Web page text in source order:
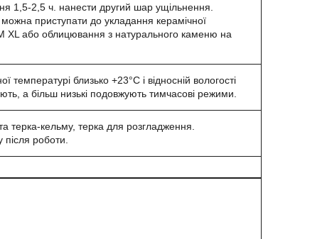
1,5-2,5 ч. нанести другий шар ущільнення.
приступати до укладання керамічної
або облицювання з натурального каменю на
близько +23°С і відносній вологості
а більш низькі подовжують тимчасові режими.
терка-кельму, терка для розгладження.
роботи.